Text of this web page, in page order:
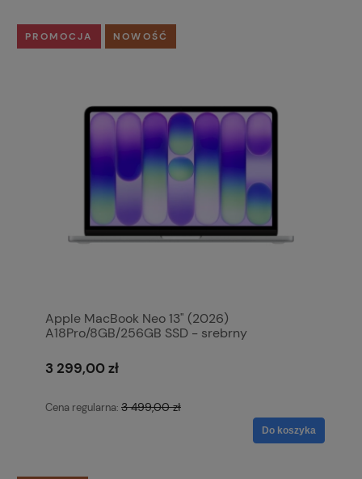
Apple MacBook Neo 13" (2026)
A18Pro/8GB/256GB SSD - srebrny
3 299,00 zł
Cena regularna: 3 499,00 zł
Do koszyka
PROMOCJA NOWOŚĆ